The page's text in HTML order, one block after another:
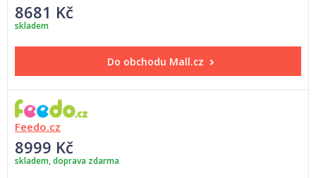
8681 Kč
skladem
Do obchodu Mall.cz
Feedo.cz
8999 Kč
skladem, doprava zdarma